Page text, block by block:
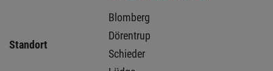
Standort
Blomberg
Dörentrup
Schieder